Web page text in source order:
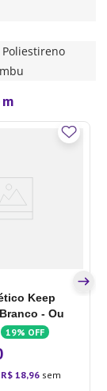
Keep
- Ou
19% OFF
R$ 18,96 sem